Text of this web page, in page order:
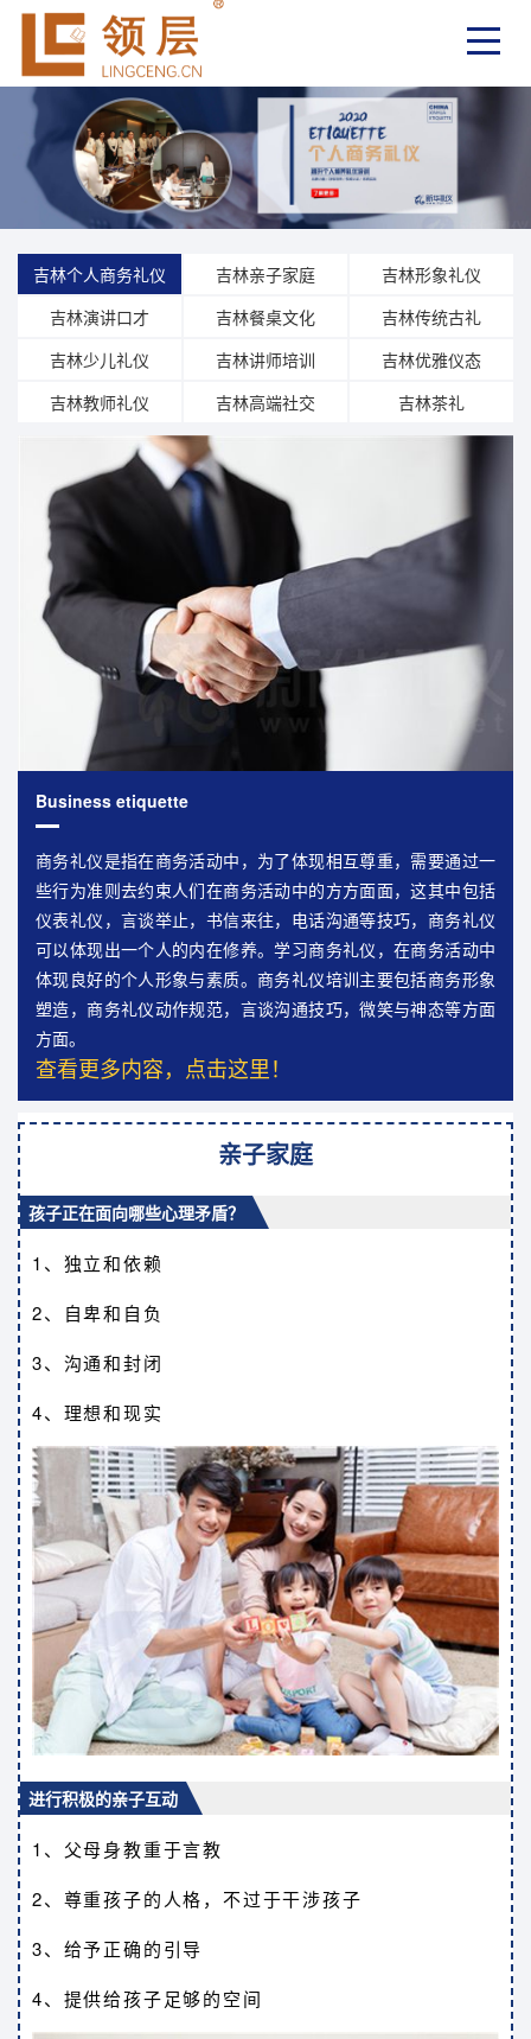
吉林个人商务礼仪 吉林亲子家庭
吉林形象礼仪
吉林演讲口才
吉林餐桌文化
吉林传统古礼
吉林少儿礼仪
吉林讲师培训
吉林优雅仪态
吉林教师礼仪
吉林高端社交 吉林茶礼
Business etiquette
商务礼仪是指在商务活动中，为了体现相互尊重，需要通过一
些行为准则去约束人们在商务活动中的方方面面，这其中包括
仪表礼仪，言谈举止，书信来往，电话沟通等技巧，商务礼仪
可以体现出一个人的内在修养。学习商务礼仪，在商务活动中
体现良好的个人形象与素质。商务礼仪培训主要包括商务形象
塑造，商务礼仪动作规范，言谈沟通技巧，微笑与神态等方面
方面。
查看更多内容，点击这里！
亲子家庭
孩子正在面向哪些心理矛盾？
1、独立和依赖
2、自卑和自负
3、沟通和封闭
4、理想和现实
进行积极的亲子互动
1、父母身教重于言教
2、尊重孩子的人格，不过于干涉孩子
3、给予正确的引导
4、提供给孩子足够的空间